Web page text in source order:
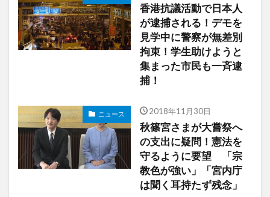
香港抗議活動で日本人
が逮捕される！デモを
見学中に警察が無差別
拘束！学生助けようと
集まった市民も一斉逮
捕！
ニュース 2018年11月30日
秋篠宮さまが大嘗祭へ
の支出に疑問！憲法を
守るように要望 「宗
教色が強い」「宮内庁
は聞く耳持たず残念」